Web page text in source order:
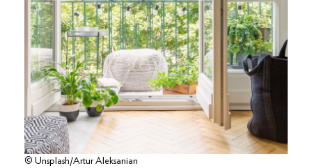
© Unsplash/Artur Aleksanian